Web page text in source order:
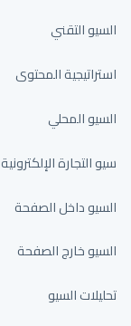
السيو التقني
استراتيجية المحتوى
السيو المحلي
سيو التجارة الإلكترونية
السيو داخل الصفحة
السيو خارج الصفحة
تحليلات السيو